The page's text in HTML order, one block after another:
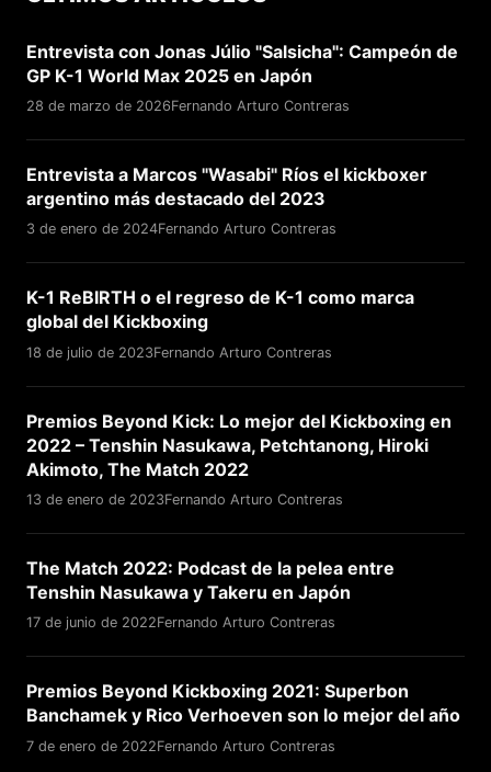
Entrevista con Jonas Júlio "Salsicha": Campeón de
GP K-1 World Max 2025 en Japón
28 de marzo de 2026Fernando Arturo Contreras
Entrevista a Marcos "Wasabi" Ríos el kickboxer
argentino más destacado del 2023
3 de enero de 2024Fernando Arturo Contreras
K-1 ReBIRTH o el regreso de K-1 como marca
global del Kickboxing
18 de julio de 2023Fernando Arturo Contreras
Premios Beyond Kick: Lo mejor del Kickboxing en
2022 – Tenshin Nasukawa, Petchtanong, Hiroki
Akimoto, The Match 2022
13 de enero de 2023Fernando Arturo Contreras
The Match 2022: Podcast de la pelea entre
Tenshin Nasukawa y Takeru en Japón
17 de junio de 2022Fernando Arturo Contreras
Premios Beyond Kickboxing 2021: Superbon
Banchamek y Rico Verhoeven son lo mejor del año
7 de enero de 2022Fernando Arturo Contreras